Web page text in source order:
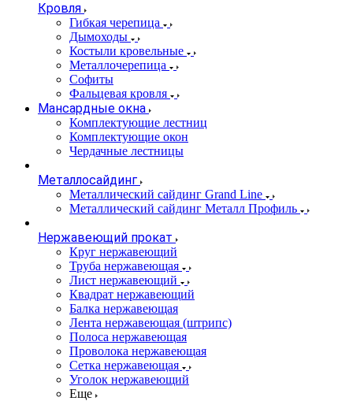
Кровля
Гибкая черепица
Дымоходы
Костыли кровельные
Металлочерепица
Софиты
Фальцевая кровля
Мансардные окна
Комплектующие лестниц
Комплектующие окон
Чердачные лестницы
Металлосайдинг
Металлический сайдинг Grand Line
Металлический сайдинг Металл Профиль
Нержавеющий прокат
Круг нержавеющий
Труба нержавеющая
Лист нержавеющий
Квадрат нержавеющий
Балка нержавеющая
Лента нержавеющая (штрипс)
Полоса нержавеющая
Проволока нержавеющая
Сетка нержавеющая
Уголок нержавеющий
Еще